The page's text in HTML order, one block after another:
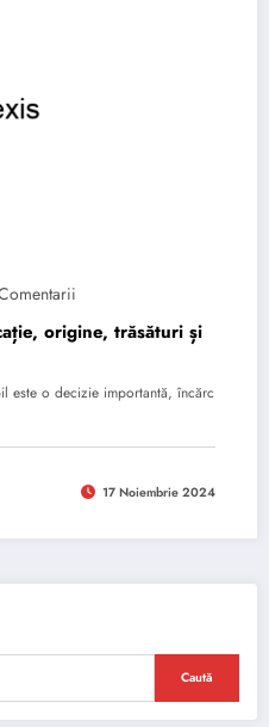
origine, trăsături și
este o decizie importantă, încărc
17 Noiembrie 2024
Caută